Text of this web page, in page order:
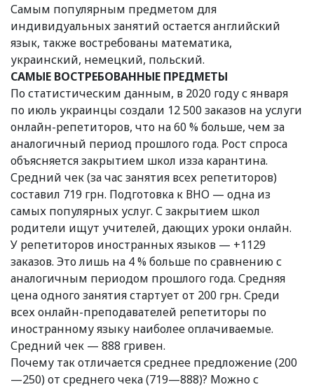
Самым популярным предметом для
индивидуальных занятий остается английский
язык, также востребованы математика,
украинский, немецкий, польский.
САМЫЕ ВОСТРЕБОВАННЫЕ ПРЕДМЕТЫ
По статистическим данным, в 2020 году с января
по июль украинцы создали 12 500 заказов на услуги
онлайн-репетиторов, что на 60 % больше, чем за
аналогичный период прошлого года. Рост спроса
объясняется закрытием школ изза карантина.
Средний чек (за час занятия всех репетиторов)
составил 719 грн. Подготовка к ВНО — одна из
самых популярных услуг. С закрытием школ
родители ищут учителей, дающих уроки онлайн.
У репетиторов иностранных языков — +1129
заказов. Это лишь на 4 % больше по сравнению с
аналогичным периодом прошлого года. Средняя
цена одного занятия стартует от 200 грн. Среди
всех онлайн-преподавателей репетиторы по
иностранному языку наиболее оплачиваемые.
Средний чек — 888 гривен.
Почему так отличается среднее предложение (200
—250) от среднего чека (719—888)? Можно с